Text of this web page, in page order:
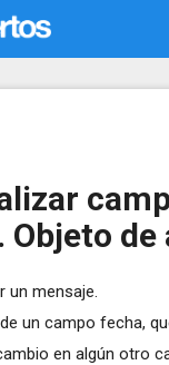
un mensaje.
un campo fecha,
en algún otro